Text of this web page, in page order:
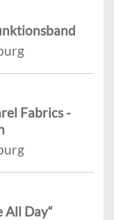
Fabrics -
All Day“